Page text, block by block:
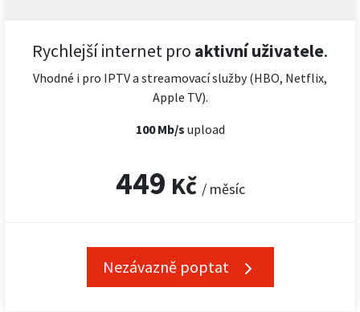
Rychlejší internet pro aktivní uživatele.
Vhodné i pro IPTV a streamovací služby (HBO, Netflix,
Apple TV).
100 Mb/s upload
449 Kč / měsíc
Nezávazně poptat